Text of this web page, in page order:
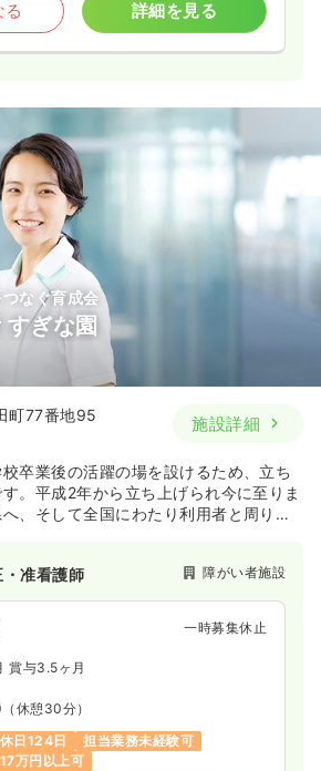
る 詳細を見る
なぐ育成会
ぎな園
町77番地95 施設詳細
卒業後の活躍の場を設けるため、立ち
。平成2年から立ち上げられ今に至りま
、そして全国にわたり利用者と周りの
・准看護師 障がい者施設
一時募集休止
賞与3.5ヶ月
（休憩30分）
日124日
担当業務未経験可
万円以上可